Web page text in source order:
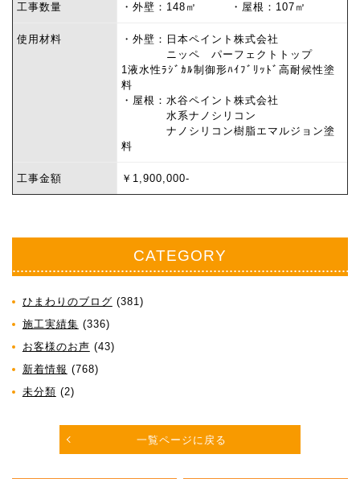
工事数量 ・外壁：148㎡ ・屋根：107㎡
使用材料
・外壁：日本ペイント株式会社
ニッペ パーフェクトトップ
1液水性ﾗｼﾞｶﾙ制御形ﾊｲﾌﾞﾘｯﾄﾞ高耐候性塗
料
・屋根：水谷ペイント株式会社
水系ナノシリコン
ナノシリコン樹脂エマルジョン塗
料
工事金額 ￥1,900,000-
CATEGORY
ひまわりのブログ (381)
施工実績集 (336)
お客様のお声 (43)
新着情報 (768)
未分類 (2)
一覧ページに戻る